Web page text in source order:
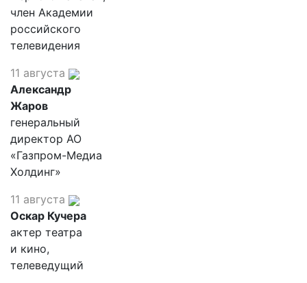
член Академии
российского
телевидения
11 августа
Александр
Жаров
генеральный
директор АО
«Газпром-Медиа
Холдинг»
11 августа
Оскар Кучера
актер театра
и кино,
телеведущий